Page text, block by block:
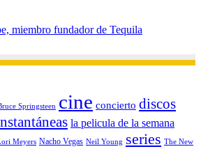
miembro fundador de Tequila
Springsteen cine concierto discos
la pelicula de la semana
Meyers Nacho Vegas Neil Young series The New